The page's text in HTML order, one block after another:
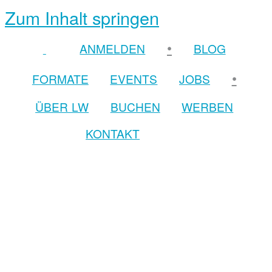
Zum Inhalt springen
ANMELDEN •
BLOG
FORMATE
EVENTS JOBS •
ÜBER LW BUCHEN
WERBEN
KONTAKT